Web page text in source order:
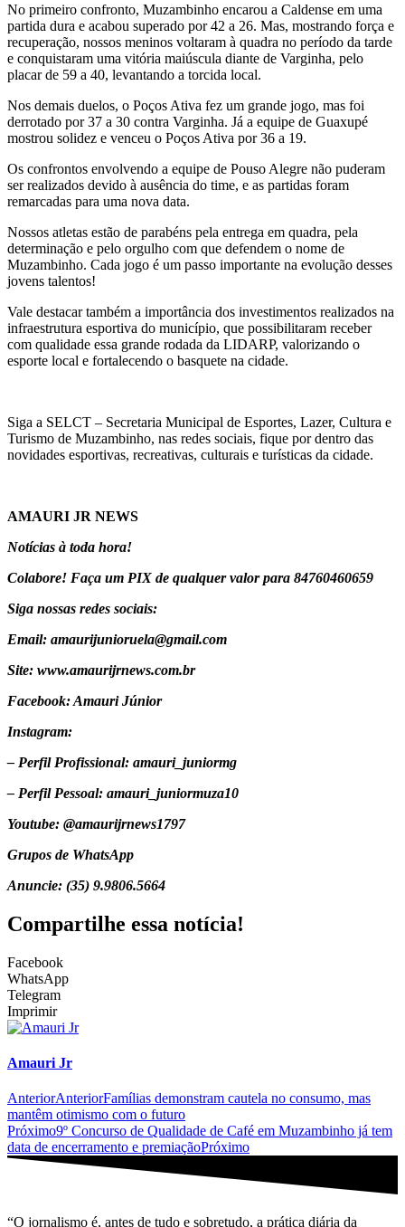
No primeiro confronto, Muzambinho encarou a Caldense em uma
partida dura e acabou superado por 42 a 26. Mas, mostrando força e
recuperação, nossos meninos voltaram à quadra no período da tarde
e conquistaram uma vitória maiúscula diante de Varginha, pelo
placar de 59 a 40, levantando a torcida local.
Nos demais duelos, o Poços Ativa fez um grande jogo, mas foi
derrotado por 37 a 30 contra Varginha. Já a equipe de Guaxupé
mostrou solidez e venceu o Poços Ativa por 36 a 19.
Os confrontos envolvendo a equipe de Pouso Alegre não puderam
ser realizados devido à ausência do time, e as partidas foram
remarcadas para uma nova data.
Nossos atletas estão de parabéns pela entrega em quadra, pela
determinação e pelo orgulho com que defendem o nome de
Muzambinho. Cada jogo é um passo importante na evolução desses
jovens talentos!
Vale destacar também a importância dos investimentos realizados na
infraestrutura esportiva do município, que possibilitaram receber
com qualidade essa grande rodada da LIDARP, valorizando o
esporte local e fortalecendo o basquete na cidade.
Siga a SELCT – Secretaria Municipal de Esportes, Lazer, Cultura e
Turismo de Muzambinho, nas redes sociais, fique por dentro das
novidades esportivas, recreativas, culturais e turísticas da cidade.
AMAURI JR NEWS
Notícias à toda hora!
Colabore! Faça um PIX de qualquer valor para 84760460659
Siga nossas redes sociais:
Email: amaurijunioruela@gmail.com
Site: www.amaurijrnews.com.br
Facebook: Amauri Júnior
Instagram:
– Perfil Profissional: amauri_juniormg
– Perfil Pessoal: amauri_juniormuza10
Youtube: @amaurijrnews1797
Grupos de WhatsApp
Anuncie: (35) 9.9806.5664
Compartilhe essa notícia!
Facebook
WhatsApp
Telegram
Imprimir
Amauri Jr
AnteriorAnteriorFamílias demonstram cautela no consumo, mas
mantêm otimismo com o futuro
Próximo9º Concurso de Qualidade de Café em Muzambinho já tem
data de encerramento e premiaçãoPróximo
“O jornalismo é, antes de tudo e sobretudo, a prática diária da